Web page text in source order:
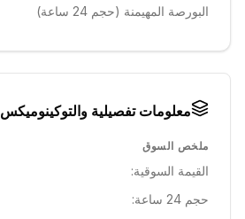
البورصة المهيمنة (حجم 24 ساعة)
معلومات تفصيلية والتوكينوميكس
ملخص السوق
القيمة السوقية:
حجم 24 ساعة: